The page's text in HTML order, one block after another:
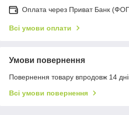
Оплата через Приват Банк
Всі умови оплати
Умови повернення
Повернення товару впродовж 14
Всі умови повернення